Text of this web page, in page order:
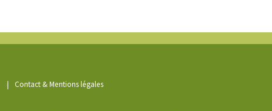
| Contact & Mentions légales